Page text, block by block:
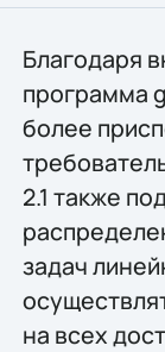
Благодаря
программа
более
2.1 также
задач
на всех